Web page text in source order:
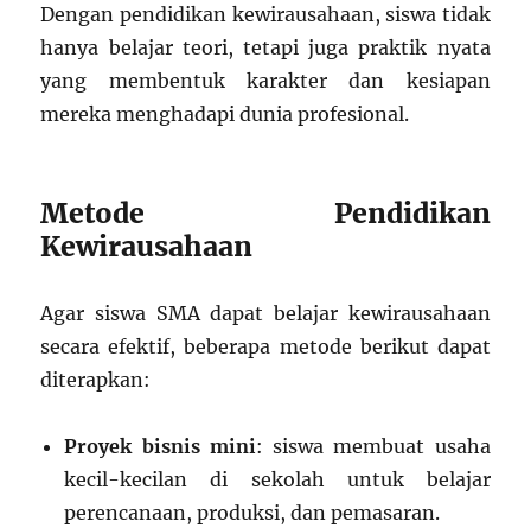
Dengan pendidikan kewirausahaan, siswa tidak
hanya belajar teori, tetapi juga praktik nyata
yang membentuk karakter dan kesiapan
mereka menghadapi dunia profesional.
Metode Pendidikan
Kewirausahaan
Agar siswa SMA dapat belajar kewirausahaan
secara efektif, beberapa metode berikut dapat
diterapkan:
Proyek bisnis mini: siswa membuat usaha
kecil-kecilan di sekolah untuk belajar
perencanaan, produksi, dan pemasaran.